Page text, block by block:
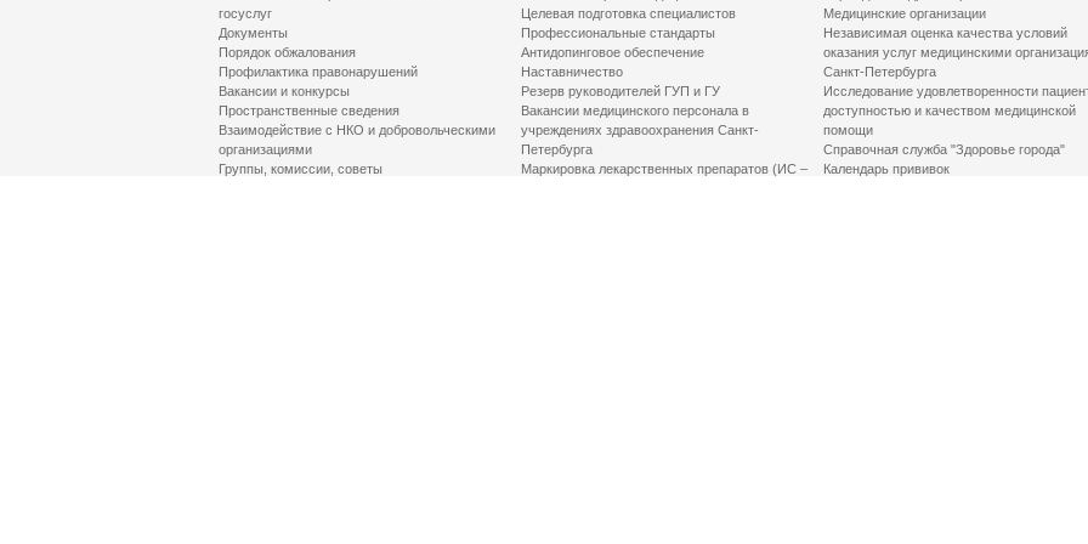
госуслуг
Документы
Порядок обжалования
Профилактика правонарушений
Вакансии и конкурсы
Пространственные сведения
Взаимодействие с НКО и добровольческими
организациями
Группы, комиссии, советы
Целевая подготовка специалистов
Профессиональные стандарты
Антидопинговое обеспечение
Наставничество
Резерв руководителей ГУП и ГУ
Вакансии медицинского персонала в
учреждениях здравоохранения Санкт-
Петербурга
Маркировка лекарственных препаратов (ИС –
Медицинские организации
Независимая оценка качества условий
оказания услуг медицинскими
Санкт-Петербурга
Исследование удовлетворенности
доступностью и качеством медицинской
помощи
Справочная служба "Здоровье города"
Календарь прививок